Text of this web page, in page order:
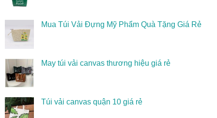
Mua Túi Vải Đựng Mỹ Phẩm Quà Tặng Giá Rẻ
May túi vải canvas thương hiệu giá rẻ
Túi vải canvas quận 10 giá rẻ